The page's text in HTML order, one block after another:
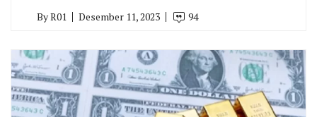
ByR01 Desember 11, 2023 94